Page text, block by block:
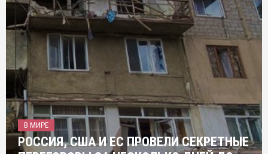
В МИРЕ
РОССИЯ, США И ЕС ПРОВЕЛИ СЕКРЕТНЫЕ